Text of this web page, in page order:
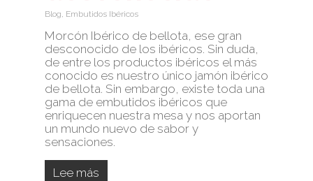
Blog, Embutidos Ibéricos
Morcón Ibérico de bellota, ese gran
desconocido de los ibéricos. Sin duda,
de entre los productos ibéricos el más
conocido es nuestro único jamón ibérico
de bellota. Sin embargo, existe toda una
gama de embutidos ibéricos que
enriquecen nuestra mesa y nos aportan
un mundo nuevo de sabor y
sensaciones.
Lee más